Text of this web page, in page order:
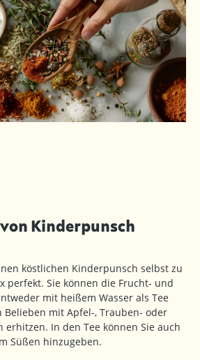
Kinderpunsch
köstlichen Kinderpunsch selbst zu
perfekt. Sie können die Frucht- und
mit heißem Wasser als Tee
mit Apfel-, Trauben- oder
erhitzen. In den Tee können Sie auch
Süßen hinzugeben.